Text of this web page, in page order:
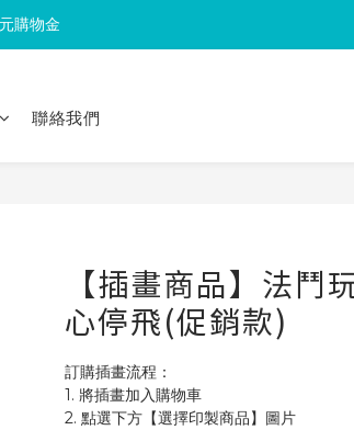
購物金
購物金
購物金聯絡我們
【插畫商品】法鬥
心停飛(促銷款)
訂購插畫流程：
1. 將插畫加入購物車
2. 點選下方【選擇印製商品】圖片